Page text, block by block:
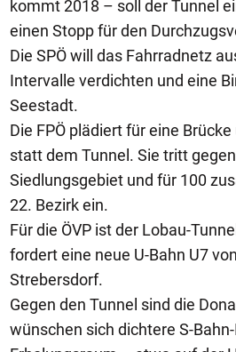
kommt 2018 – soll der Tunnel
einen Stopp für den
Die SPÖ will das Fahrradnetz
Intervalle verdichten und eine
Seestadt.
Die FPÖ plädiert für eine
statt dem Tunnel. Sie tritt
Siedlungsgebiet und für 100
22. Bezirk ein.
Für die ÖVP ist der Lobau-
fordert eine neue U-Bahn U7
Strebersdorf.
Gegen den Tunnel sind die
wünschen sich dichtere S-